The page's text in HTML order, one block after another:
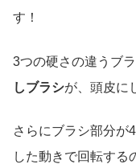
す！
3つの硬さの違うブ
しブラシが、頭皮に
さらにブラシ部分が
した動きで回転する